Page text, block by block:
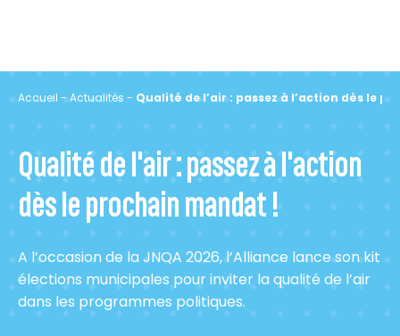
Accueil -Actualités - Qualité de l’air : passez à l’action dès le
Qualité de l'air : passez à l'action
dès le prochain mandat !
A l’occasion de la JNQA 2026, l’Alliance lance son kit
élections municipales pour inviter la qualité de l’air
dans les programmes politiques.